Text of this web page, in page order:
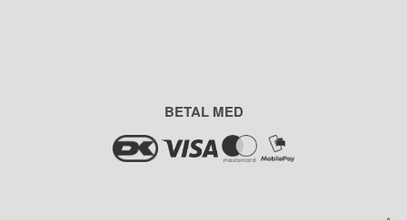
BETAL MED